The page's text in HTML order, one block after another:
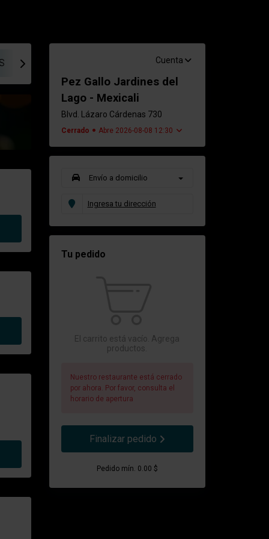
SUSHI, ROLLOS EMPANIZADOS SUSHI, ROLLOS
Cuenta
Pez Gallo Jardines del
Lago - Mexicali
Blvd. Lázaro Cárdenas 730
Cerrado Abre 2026-08-08 12:30
Envío a domicilio
Ingresa tu dirección
Tu pedido
El carrito está vacío. Agrega
productos.
Nuestro restaurante está cerrado
por ahora. Por favor, consulta el
horario de apertura
Finalizar pedido
Pedido mín. 0.00 $